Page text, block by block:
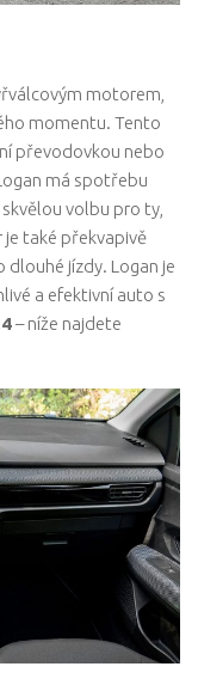
motorem,
momentu. Tento
převodovkou nebo
má spotřebu
volbu pro ty,
také překvapivě
dlouhé jízdy. Logan je
a efektivní auto s
– níže najdete